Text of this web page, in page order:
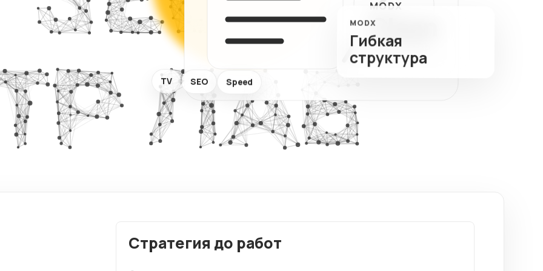
визитки
Сайты услуг
ХИТ
аудит сайтов
MODX
Clean
КОНТРОЛЬ
MODX
Гибкая
структура
TV SEO Speed
Стратегия до работ